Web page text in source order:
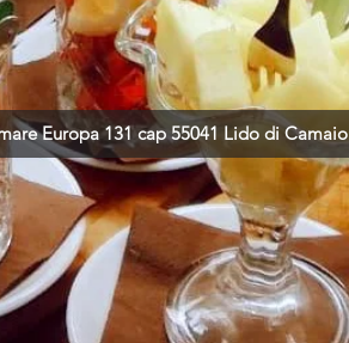
Europa 131 cap 55041 Lido di